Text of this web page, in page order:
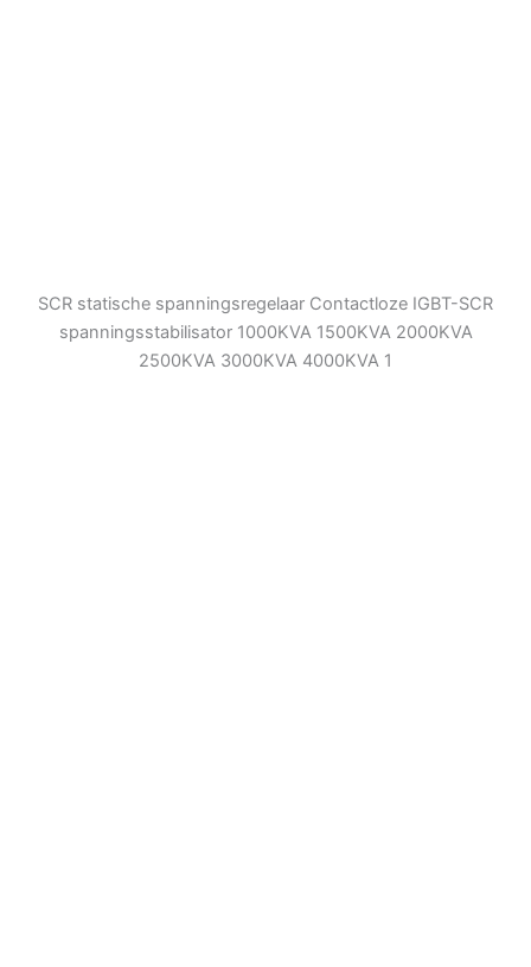
SCR statische spanningsregelaar Contactloze IGBT-SCR
spanningsstabilisator 1000KVA 1500KVA 2000KVA
2500KVA 3000KVA 4000KVA 1